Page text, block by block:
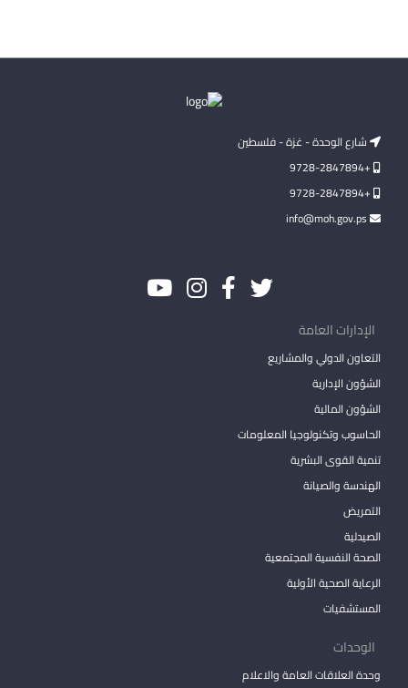
شارع الوحدة - غزة - فلسطين
+9728-2847894
+9728-2847894
الإدارات العامة
التعاون الدولي والمشاريع
الشؤون الإدارية
الشؤون المالية
الحاسوب وتكنولوجيا المعلومات
تنمية القوى البشرية
الهندسة والصيانة
التمريض
الصيدلية
الصحة النفسية المجتمعية
الرعاية الصحية الأولية
المستشفيات
الوحدات
وحدة العلاقات العامة والاعلام